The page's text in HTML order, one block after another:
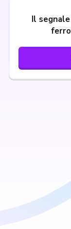
Il